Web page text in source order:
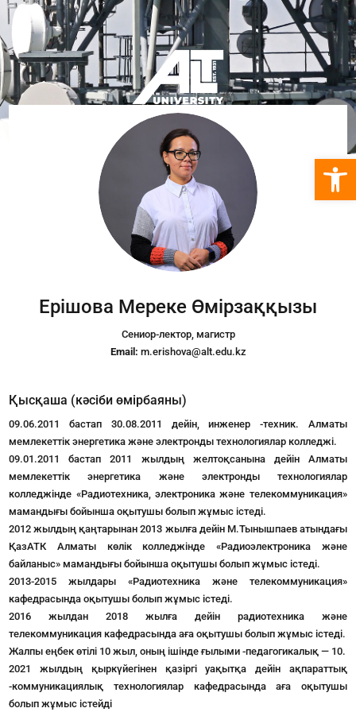
Ерішова Мереке Өмірзаққызы
Сениор-лектор, магистр
Email: m.erishova@alt.edu.kz
Қысқаша (кәсіби өмірбаяны)
09.06.2011 бастап 30.08.2011 дейін, инженер -техник. Алматы
мемлекеттік энергетика және электронды технологиялар колледжі.
09.01.2011 бастап 2011 жылдың желтоқсанына дейін Алматы
мемлекеттік энергетика және электронды технологиялар
колледжінде «Радиотехника, электроника және телекоммуникация»
мамандығы бойынша оқытушы болып жұмыс істеді.
2012 жылдың қаңтарынан 2013 жылға дейін М.Тынышпаев атындағы
ҚазАТК Алматы көлік колледжінде «Радиоэлектроника және
байланыс» мамандығы бойынша оқытушы болып жұмыс істеді.
2013-2015 жылдары «Радиотехника және телекоммуникация»
кафедрасында оқытушы болып жұмыс істеді.
2016 жылдан 2018 жылға дейін радиотехника және
телекоммуникация кафедрасында аға оқытушы болып жұмыс істеді.
Жалпы еңбек өтілі 10 жыл, оның ішінде ғылыми -педагогикалық — 10.
2021 жылдың қыркүйегінен қазіргі уақытқа дейін ақпараттық
-коммуникациялық технологиялар кафедрасында аға оқытушы
болып жұмыс істейді